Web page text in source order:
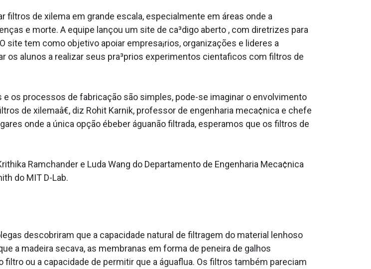
de xilema em grande escala, especialmente em áreas onde a
e morte. A equipe lançou um site de ca³digo aberto , com diretrizes para
site tem como objetivo apoiar empresa¡rios, organizações e lideres a
os alunos a realizar seus pra³prios experimentos cienta­ficos com filtros de
os processos de fabricação são simples, pode-se imaginar o envolvimento
de xilemaâ€, diz Rohit Karnik, professor de engenharia meca¢nica e chefe
onde a única opção ébeber águanão filtrada, esperamos que os filtros de
Ramchander e Luda Wang do Departamento de Engenharia Meca¢nica
do MIT D-Lab.
descobriram que a capacidade natural de filtragem do material lenhoso
a madeira secava, as membranas em forma de peneira de galhos
ou a capacidade de permitir que a águaflua. Os filtros também pareciam